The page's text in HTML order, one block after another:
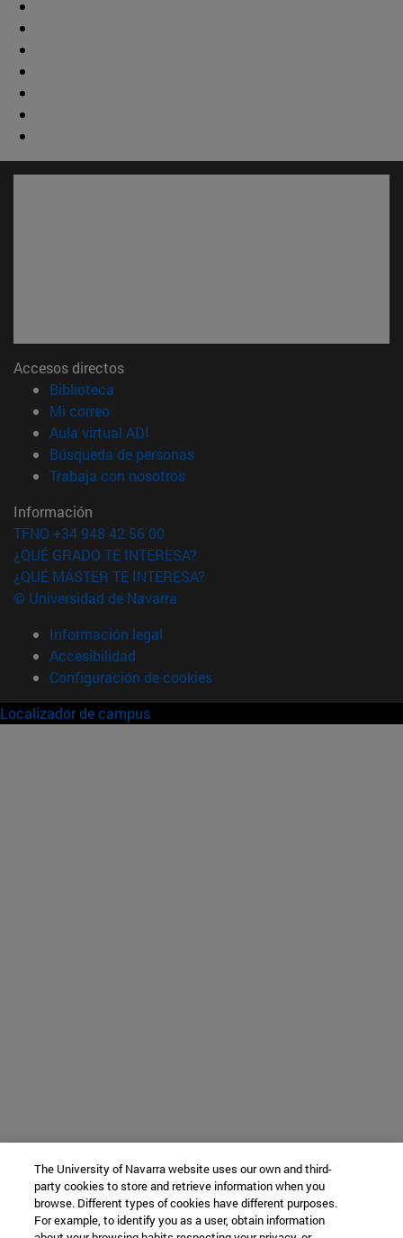
Accesos directos
Biblioteca
Mi correo(abre en nueva ventana)
Aula virtual ADI
Búsqueda de personas(abre en nueva ventana)
Trabaja con nosotros(abre en nueva ventana)
Información
TFNO +34 948 42 56 00
¿QUÉ GRADO TE INTERESA?
¿QUÉ MÁSTER TE INTERESA?
© Universidad de Navarra
Información legal
Accesibilidad
Configuración de cookies
Localizador de campus
The University of Navarra website uses our own and third-
party cookies to store and retrieve information when you
browse. Different types of cookies have different purposes.
For example, to identify you as a user, obtain information